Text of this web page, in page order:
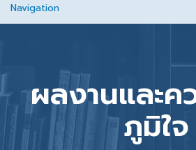
Navigation
ผลงานและค
ภูมิใจ